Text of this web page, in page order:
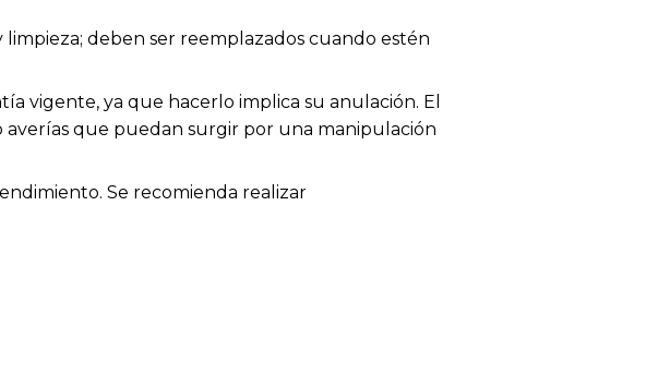
limpieza; deben ser reemplazados cuando estén
vigente, ya que hacerlo implica su anulación. El
averías que puedan surgir por una manipulación
Se recomienda realizar